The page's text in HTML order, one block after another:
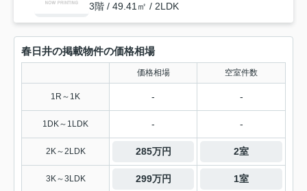
3階 / 49.41㎡ / 2LDK
春日井の掲載物件の価格相場
価格相場 空室件数
1R～1K - -
1DK～1LDK - -
2K～2LDK 285万円 2室
3K～3LDK 299万円 1室